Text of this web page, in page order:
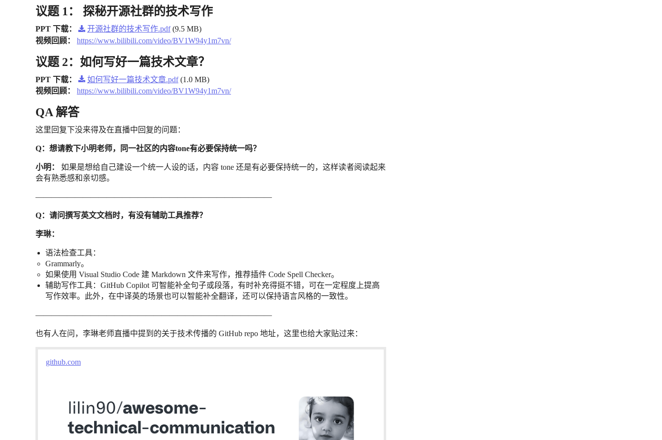
议题 1： 探秘开源社群的技术写作
PPT 下载： 开源社群的技术写作.pdf(9.5 MB)
视频回顾：
https://www.bilibili.com/video/BV1W94y1m7vn/
议题 2：如何写好一篇技术文章？
PPT 下载： 如何写好一篇技术文章.pdf(1.0 MB)
视频回顾：
https://www.bilibili.com/video/BV1W94y1m7vn/
QA 解答
这里回复下没来得及在直播中回复的问题：
Q：想请教下小明老师，同一社区的内容tone有必要保持统一吗？
小明：
如果是想给自己建设一个统一人设的话，内容 tone 还是有必要保持统一的，这样读者阅读起来
会有熟悉感和亲切感。
——————————————————————————————
Q：请问撰写英文文档时，有没有辅助工具推荐？
李琳：
语法检查工具：
Grammarly。
如果使用 Visual Studio Code 建 Markdown 文件来写作，推荐插件 Code Spell Checker。
辅助写作工具：GitHub Copilot 可智能补全句子或段落，有时补充得挺不错，可在一定程度上提高
写作效率。此外，在中译英的场景也可以智能补全翻译，还可以保持语言风格的一致性。
——————————————————————————————
也有人在问，李琳老师直播中提到的关于技术传播的 GitHub repo 地址，这里也给大家贴过来：
github.com